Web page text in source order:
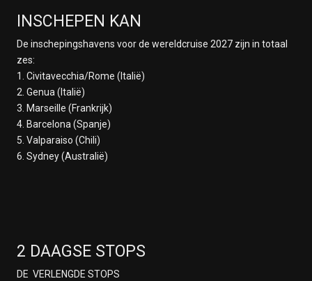
INSCHEPEN KAN
De inschepingshavens voor de wereldcruise 2027 zijn in totaal
zes:
1. Civitavecchia/Rome (Italië)
2. Genua (Italië)
3. Marseille (Frankrijk)
4. Barcelona (Spanje)
5. Valparaiso (Chili)
6. Sydney (Australië)
2 DAAGSE STOPS
DE VERLENGDE STOPS